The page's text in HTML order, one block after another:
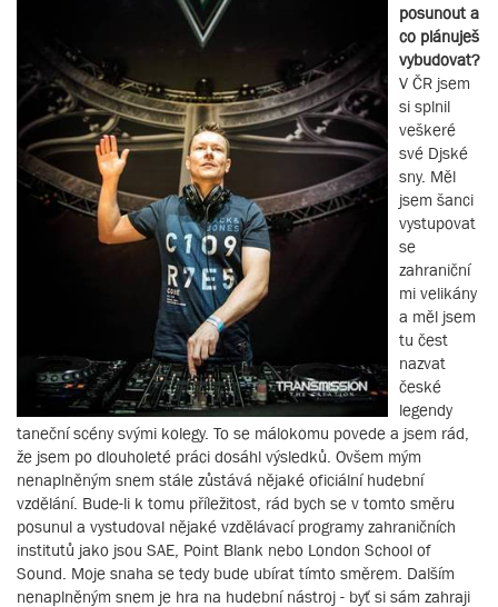
posunout a
co plánuješ
vybudovat?
V ČR jsem
si splnil
veškeré
své Djské
sny. Měl
jsem šanci
vystupovat
se
zahraniční
mi velikány
a měl jsem
tu čest
nazvat
české
legendy
taneční scény svými kolegy. To se málokomu povede a jsem rád,
že jsem po dlouholeté práci dosáhl výsledků. Ovšem mým
nenaplněným snem stále zůstává nějaké oficiální hudební
vzdělání. Bude-li k tomu příležitost, rád bych se v tomto směru
posunul a vystudoval nějaké vzdělávací programy zahraničních
institutů jako jsou SAE, Point Blank nebo London School of
Sound. Moje snaha se tedy bude ubírat tímto směrem. Dalším
nenaplněným snem je hra na hudební nástroj - byť si sám zahraji